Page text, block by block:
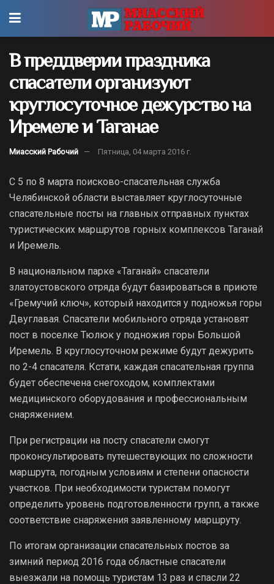
В преддверии праздника
спасатели организуют
круглосуточное дежурство на
Иремеле и Таганае
Миасский Рабочий Пятница, 04 марта 2016 г.
С 5 по 8 марта поисково-спасательная служба
Челябинской области выставляет круглосуточные
спасательные посты на главных отправных пунктах
туристических маршрутов горных комплексов Таганай
и Иремель.
В национальном парке «Таганай» спасатели
златоустовского отряда будут базироваться в приюте
«Гремучий ключ», который находится у подножья горы
Двуглавая. Спасатели мобильного отряда установят
пост в поселке Тюлюк у подножия горы Большой
Иремель. В круглосуточном режиме будут дежурить
по 2-4 спасателя. Кстати, каждая спасательная группа
будет обеспечена снегоходом, комплектами
медицинского оборудования и профессиональным
снаряжением.
При регистрации на посту спасатели смогут
проконсультировать путешествующих по сложности
маршрута, погодным условиям и степени опасности
участков. При необходимости туристам помогут
определить уровень подготовленности групп, а также
соответствие снаряжения заявленному маршруту.
По итогам организации спасательных постов за
зимний период 2016 года областные спасатели
выезжали на помощь туристам 13 раз и спасли 22